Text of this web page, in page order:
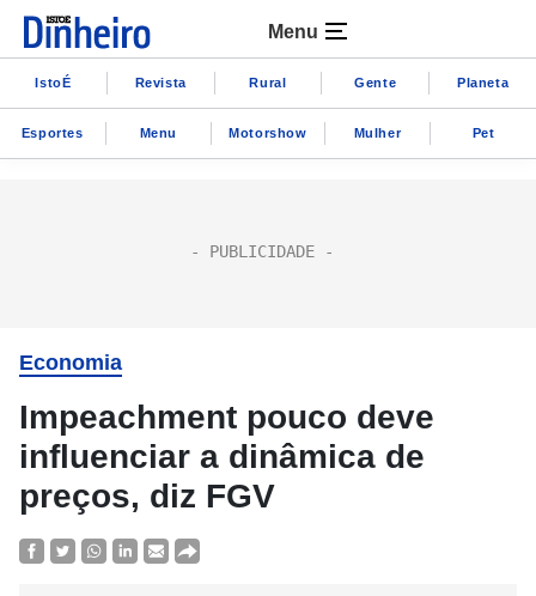
Menu
IstoÉ Revista Rural Gente Planeta
Esportes Menu Motorshow Mulher Pet
Economia
Impeachment pouco deve
influenciar a dinâmica de
preços, diz FGV